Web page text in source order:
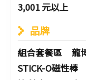
3,001 元以上
品牌
組合套餐區 龍
STICK-O磁性棒